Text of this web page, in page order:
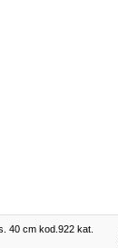
40 cm kod.922 kat.